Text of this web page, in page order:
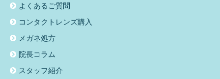
よくあるご質問
コンタクトレンズ購入
メガネ処方
院長コラム
スタッフ紹介